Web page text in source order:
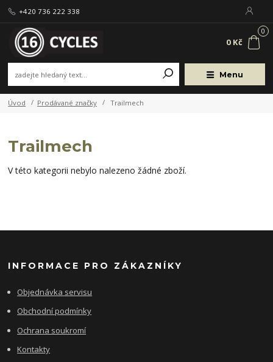
Menu
+420 736 222 338
0
0 Kč
Úvod Prodávané značky Trailmech
Trailmech
V této kategorii nebylo nalezeno žádné zboží.
INFORMACE PRO ZÁKAZNÍKY
Objednávka servisu
Obchodní podmínky
Ochrana soukromí
Kontakty